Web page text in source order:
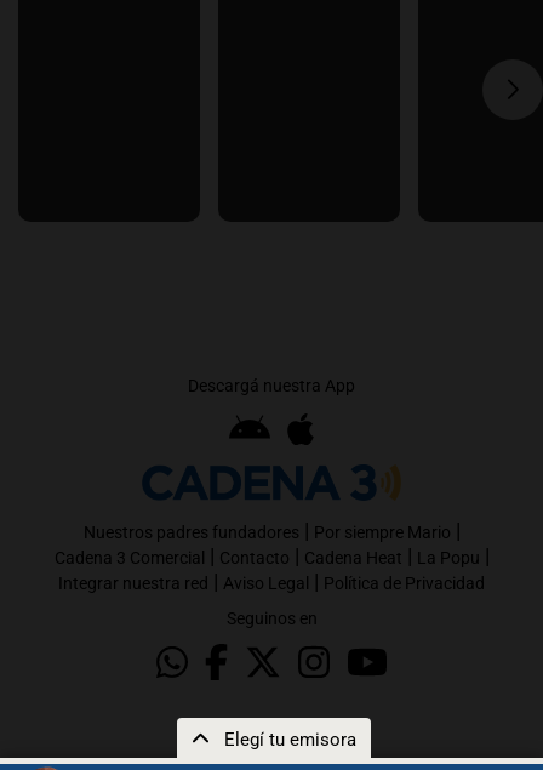
Elegí tu emisora
Descargá nuestra App
Nuestros padres fundadores | Por siempre Mario |
Cadena 3 Comercial | Contacto | Cadena Heat | La Popu |
Integrar nuestra red | Aviso Legal | Política de Privacidad
Seguinos en